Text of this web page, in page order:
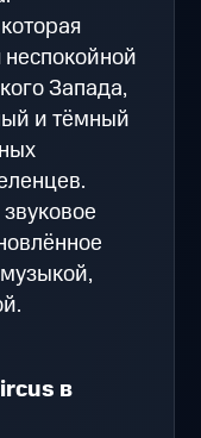
Запада,
и тёмный
в